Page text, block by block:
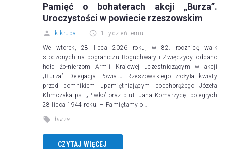
Pamięć o bohaterach akcji „Burza”.
Uroczystości w powiecie rzeszowskim
klkrupa 1 tydzień temu
We wtorek, 28 lipca 2026 roku, w 82. rocznicę walk
stoczonych na pograniczu Boguchwały i Zwięczycy, oddano
hołd żołnierzom Armii Krajowej uczestniczącym w akcji
„Burza”. Delegacja Powiatu Rzeszowskiego złożyła kwiaty
przed pomnikiem upamiętniającym podchorążego Józefa
Klimczaka ps. „Piwko” oraz plut. Jana Komarzycę, poległych
28 lipca 1944 roku. – Pamiętamy o…
burza
CZYTAJ WIĘCEJ